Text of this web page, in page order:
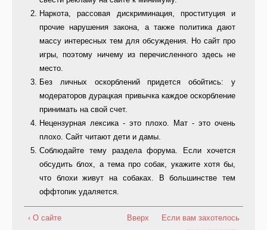
Наркота, рассовая дискриминация, проституция и
прочие нарушения закона, а также политика дают
массу интересных тем для обсуждения. Но сайт про
игры, поэтому ничему из перечисленного здесь не
место.
Без личных оскорблений придется обойтись: у
модераторов дурацкая привычка каждое оскорбление
принимать на свой счет.
Нецензурная лексика - это плохо. Мат - это очень
плохо. Сайт читают дети и дамы.
Соблюдайте тему раздела форума. Если хочется
обсудить блох, а тема про собак, укажите хотя бы,
что блохи живут на собаках. В большинстве тем
оффтопик удаляется.
‹ О сайте Вверх
Если вам захотелось